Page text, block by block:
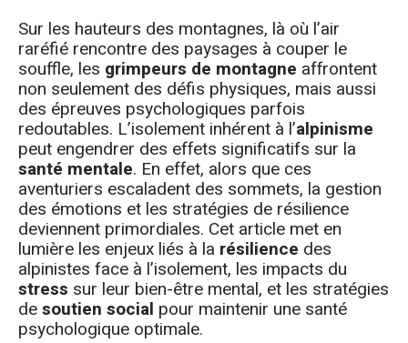
Sur les hauteurs des montagnes, là où l’air
raréfié rencontre des paysages à couper le
souffle, les grimpeurs de montagne affrontent
non seulement des défis physiques, mais aussi
des épreuves psychologiques parfois
redoutables. L’isolement inhérent à l’alpinisme
peut engendrer des effets significatifs sur la
santé mentale. En effet, alors que ces
aventuriers escaladent des sommets, la gestion
des émotions et les stratégies de résilience
deviennent primordiales. Cet article met en
lumière les enjeux liés à la résilience des
alpinistes face à l’isolement, les impacts du
stress sur leur bien-être mental, et les stratégies
desoutien social pour maintenir une santé
psychologique optimale.